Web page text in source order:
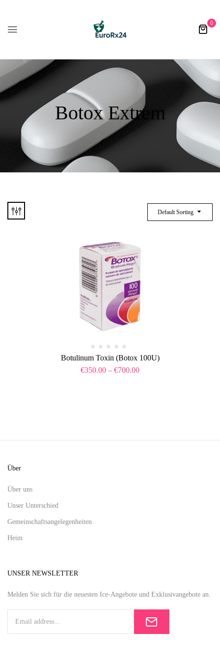
0
Botox Extrem​
Default Sorting
Botulinum Toxin (Botox 100U)
€350.00 – €700.00
Über
Über uns
Unser Unterschied
Gemeinschaftsangelegenheiten
Heim
UNSER NEWSLETTER
Melden Sie sich für die neuesten Ice-Angebote und Exklusivangebote an.